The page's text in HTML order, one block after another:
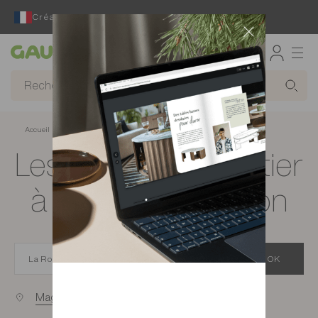
Créateur et fabricant français depuis 65 ans
Gautier
Accueil Magasins de meubles à La Roche-sur-Yon
Les magasins Gautier
à La Roche-sur-Yon
OK
Magasins proches de vous